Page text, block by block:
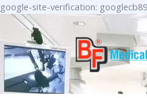
google-site-verification: